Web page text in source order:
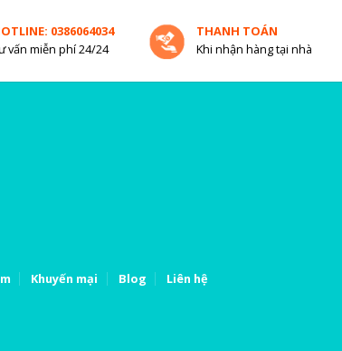
0386064034
vấn miễn phí 24/24
THANH TOÁN
Khi nhận hàng tại nhà
Khuyến mại Blog Liên hệ